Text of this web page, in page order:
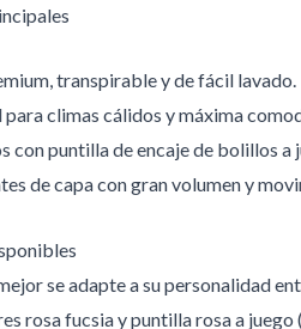
transpirable y de fácil lavado.
climas cálidos y máxima
con puntilla de encaje de bolillos a
de capa con gran volumen y
se adapte a su personalidad
rosa fucsia y puntilla rosa a